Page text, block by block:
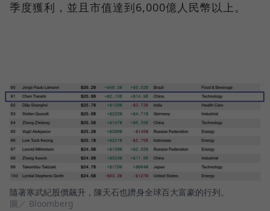
季度獲利，並且市值達到6,000億人民幣以上。
隨著寒武紀股價飆升，陳天石也躋身全球百大富豪的行列。
圖／ Bloomberg